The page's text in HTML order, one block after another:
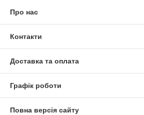
Про нас
Контакти
Доставка та оплата
Графік роботи
Повна версія сайту